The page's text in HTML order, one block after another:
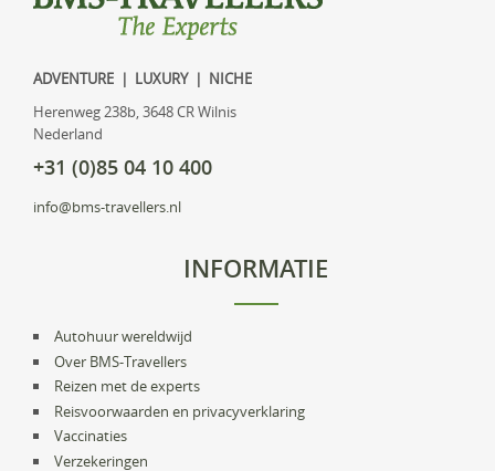
ADVENTURE | LUXURY | NICHE
Herenweg 238b, 3648 CR Wilnis
Nederland
+31 (0)85 04 10 400
info@bms-travellers.nl
INFORMATIE
Autohuur wereldwijd
Over BMS-Travellers
Reizen met de experts
Reisvoorwaarden en privacyverklaring
Vaccinaties
Verzekeringen